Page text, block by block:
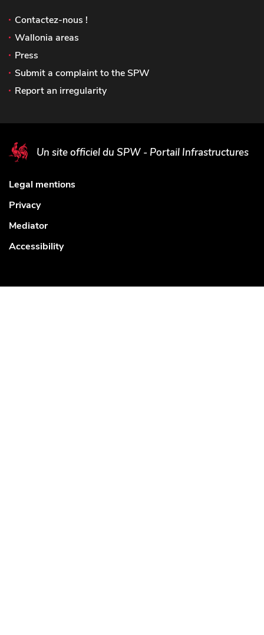
Contactez-nous !
Wallonia areas
Press
Submit a complaint to the SPW
Report an irregularity
Un site officiel du SPW - Portail Infrastructures
Legal mentions
Privacy
Mediator
Accessibility